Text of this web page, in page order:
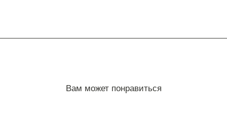
Вам может понравиться